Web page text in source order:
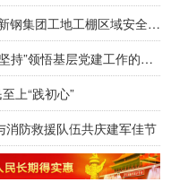
党建引领筑防线 赋能安全提质效——新钢集团工地工棚区域安全管理创新实践研究
把人民放在心中最高位置——从“三个坚持”领悟基层党建工作的为民初心
上“践初心”
防救援队伍共庆建军佳节